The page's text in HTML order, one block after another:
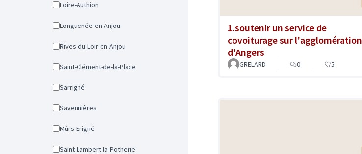
Loire-Authion
Longuenée-en-Anjou
Rives-du-Loir-en-Anjou
Saint-Clément-de-la-Place
Sarrigné
Savennières
Mûrs-Erigné
Saint-Lambert-la-Potherie
1.soutenir un service de
covoiturage sur l'agglomération
d'Angers
GRELARD 0 5